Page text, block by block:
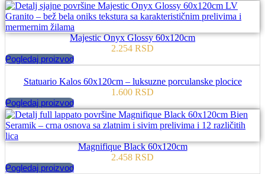
Majestic Onyx Glossy 60x120cm
2.254 RSD
Pogledaj proizvod
Statuario Kalos 60x120cm – luksuzne porculanske plocice
1.600 RSD
Pogledaj proizvod
Magnifique Black 60x120cm
2.458 RSD
Pogledaj proizvod